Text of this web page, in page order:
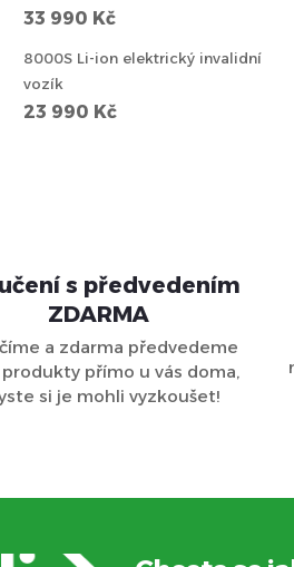
33 990 Kč
8000S Li-ion elektrický invalidní
vozík
23 990 Kč
s předvedením
ZDARMA
a zdarma předvedeme
produkty přímo u vás doma,
si je mohli vyzkoušet!